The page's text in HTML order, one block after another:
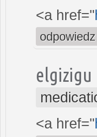
<a href="
odpowiedz
elgizigu
<a href="